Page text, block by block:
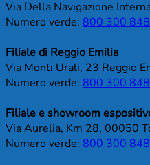
Via Della Navigazione
Numero verde: 800 300 848
Filiale di Reggio Emilia
Via Monti Urali, 23 Reggio
Numero verde: 800 300 848
Filiale e showroom
Via Aurelia, Km 28, 00050
Numero verde: 800 300 848